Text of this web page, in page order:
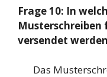
Frage 10: In
Musterschreiben
versendet
Das